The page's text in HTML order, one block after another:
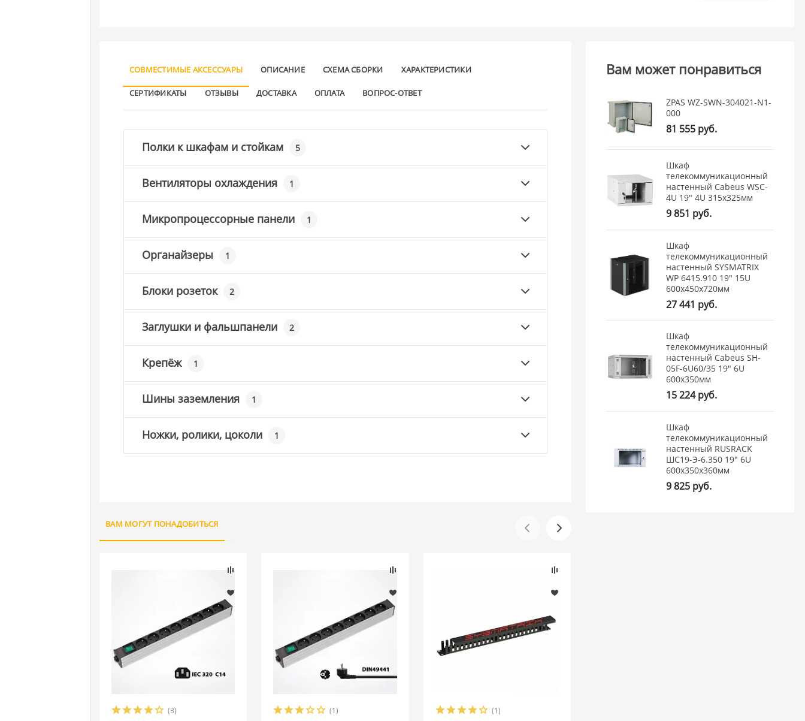
СОВМЕСТИМЫЕ АКСЕССУАРЫ ОПИСАНИЕ СХЕМА СБОРКИ ХАРАКТЕРИСТИКИ
СЕРТИФИКАТЫ ОТЗЫВЫ ДОСТАВКА ОПЛАТА ВОПРОС-ОТВЕТ
Полки к шкафам и стойкам 5
Вентиляторы охлаждения 1
Микропроцессорные панели 1
Органайзеры 1
Блоки розеток 2
Заглушки и фальшпанели 2
Крепёж 1
Шины заземления 1
Ножки, ролики, цоколи 1
ВАМ МОГУТ ПОНАДОБИТЬСЯ
(3) (1) (1)
Вам может понравиться
ZPAS WZ-SWN-304021-N1-
000
81 555 руб.
Шкаф
телекоммуникационный
настенный Cabeus WSC-
4U 19" 4U 315x325мм
9 851 руб.
Шкаф
телекоммуникационный
настенный SYSMATRIX
WP 6415.910 19" 15U
600x450x720мм
27 441 руб.
Шкаф
телекоммуникационный
настенный Cabeus SH-
05F-6U60/35 19" 6U
600x350мм
15 224 руб.
Шкаф
телекоммуникационный
настенный RUSRACK
ШС19-Э-6.350 19" 6U
600x350x360мм
9 825 руб.